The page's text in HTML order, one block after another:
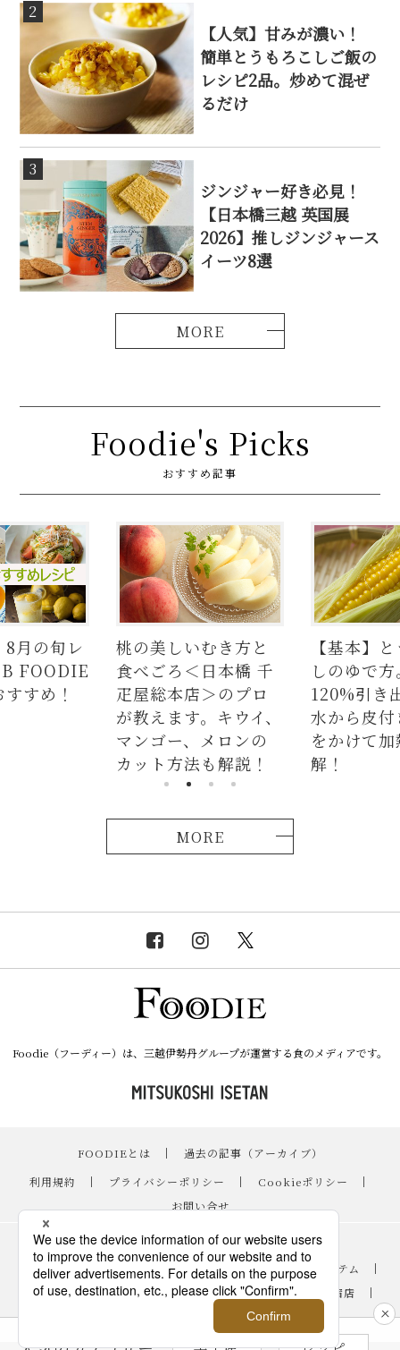
2
【人気】甘みが濃い！
簡単とうもろこしご飯の
レシピ2品。炒めて混ぜ
るだけ
3
ジンジャー好き必見！
【日本橋三越 英国展
2026】推しジンジャース
イーツ8選
Foodie's Picks
おすすめ記事
月の旬レ
FOODIE
すめ！
桃の美しいむき方と
食べごろ＜日本橋 千
疋屋総本店＞のプロ
が教えます。キウイ、
マンゴー、メロンの
カット方法も解説！
【基本】
しのゆで
120%引き
水から皮
をかけて
解！
MORE
Foodie（フーディー）は、三越伊勢丹グループが運営する食のメディアです。
FOODIEとは ｜
過去の記事（アーカイブ）
｜
利用規約 ｜ プライバシーポリシー ｜ Cookieポリシー
｜
お問い合せ
レシピ ｜
スイーツ
｜
手土産・ギフト ｜ ニュース・イベント ｜ おすすめアイテム
｜
読み物・コラム
｜ バイヤーのイチオシ！ ｜ 伊勢丹新宿店
｜
｜ FOODIE占い